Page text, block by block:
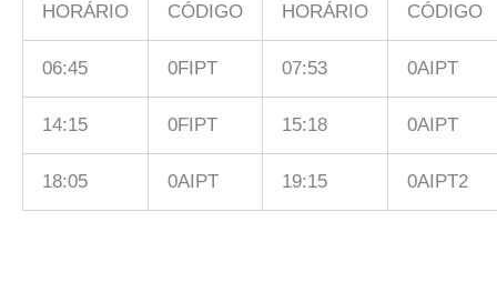
HORÁRIO CÓDIGO HORÁRIO CÓDIGO
06:45 0FIPT 07:53 0AIPT
14:15 0FIPT 15:18 0AIPT
18:05 0AIPT 19:15 0AIPT2